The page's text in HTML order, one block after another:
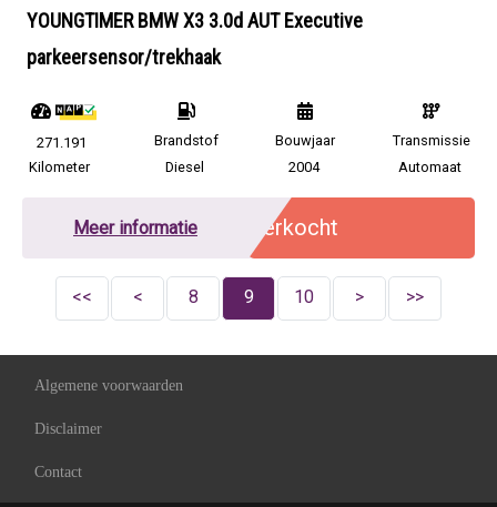
YOUNGTIMER BMW X3 3.0d AUT Executive
parkeersensor/trekhaak
271.191
Kilometer
Brandstof
Diesel
Bouwjaar
2004
Transmissie
Automaat
Meer informatie Verkocht
<< < 8 9 10 > >>
Algemene voorwaarden
Disclaimer
Contact